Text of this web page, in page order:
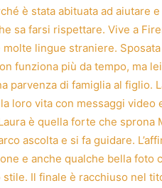
è stata abituata ad aiutare
sa farsi rispettare. Vive a
lingue straniere.
funziona più da tempo, ma
parvenza di famiglia al figlio.
loro vita con messaggi
è quella forte che
ascolta e si fa guidare.
e anche qualche bella foto
Il finale è racchiuso nel